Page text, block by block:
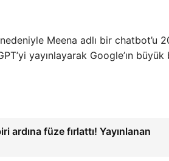
Meena adlı bir chatbot’u
yayınlayarak Google’ın büyük
ardına füze fırlattı! Yayınlanan